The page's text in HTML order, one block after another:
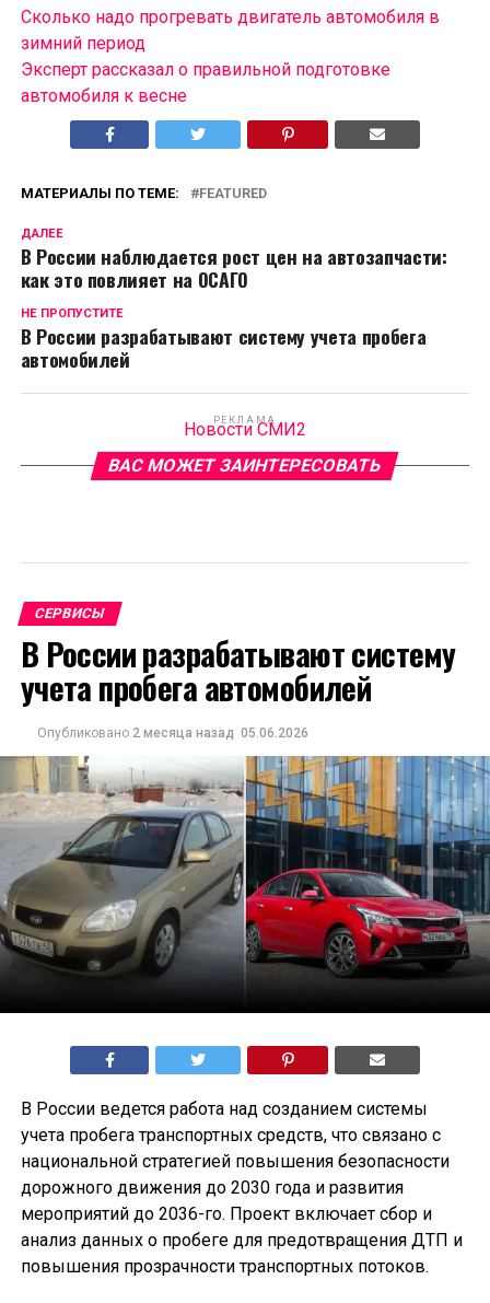
Сколько надо прогревать двигатель автомобиля в
зимний период
Эксперт рассказал о правильной подготовке
автомобиля к весне
МАТЕРИАЛЫ ПО ТЕМЕ: FEATURED
ДАЛЕЕ
В России наблюдается рост цен на автозапчасти:
как это повлияет на ОСАГО
НЕ ПРОПУСТИТЕ
В России разрабатывают систему учета пробега
автомобилей
РЕКЛАМА
Новости СМИ2
ВАС МОЖЕТ ЗАИНТЕРЕСОВАТЬ
СЕРВИСЫ
В России разрабатывают систему
учета пробега автомобилей
Опубликовано 2 месяца назад 05.06.2026
В России ведется работа над созданием системы
учета пробега транспортных средств, что связано с
национальной стратегией повышения безопасности
дорожного движения до 2030 года и развития
мероприятий до 2036-го. Проект включает сбор и
анализ данных о пробеге для предотвращения ДТП и
повышения прозрачности транспортных потоков.